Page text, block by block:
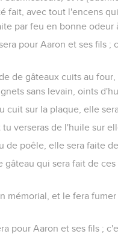
fait, avec tout l'encens
par feu en bonne odeur
pour Aaron et ses fils
de gâteaux cuits au
sans levain, oints
cuit sur la plaque, elle
verseras de l'huile sur
de poêle, elle sera faite
gâteau qui sera fait de
mémorial, et le fera
pour Aaron et ses fils ;